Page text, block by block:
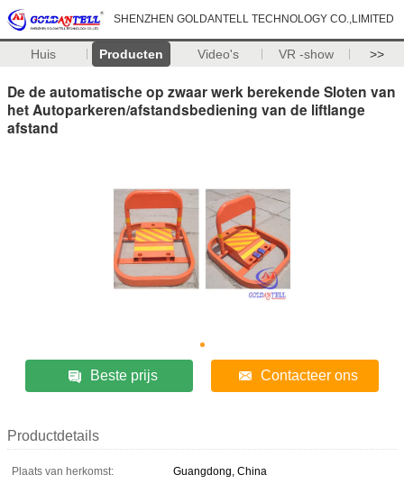
SHENZHEN GOLDANTELL TECHNOLOGY CO.,LIMITED
Huis Producten Video's VR -show >>
De de automatische op zwaar werk berekende Sloten van
het Autoparkeren/afstandsbediening van de liftlange
afstand
Beste prijs Contacteer ons
Productdetails
Plaats van herkomst:
Guangdong, China